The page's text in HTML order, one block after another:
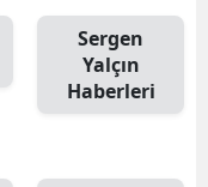
Sergen
Yalçın
Haberleri